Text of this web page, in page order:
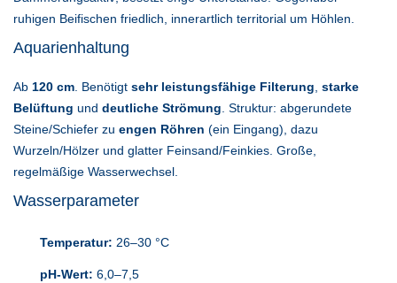
ruhigen Beifischen friedlich, innerartlich territorial um Höhlen.
Aquarienhaltung
Ab 120 cm. Benötigt sehr leistungsfähige Filterung, starke
Belüftung und deutliche Strömung. Struktur: abgerundete
Steine/Schiefer zu engen Röhren (ein Eingang), dazu
Wurzeln/Hölzer und glatter Feinsand/Feinkies. Große,
regelmäßige Wasserwechsel.
Wasserparameter
Temperatur: 26–30 °C
pH-Wert: 6,0–7,5